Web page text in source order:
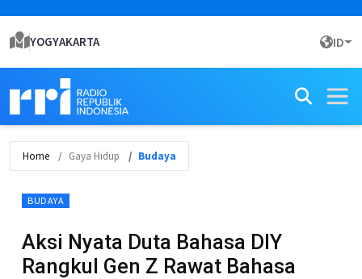
YOGYAKARTA ID
Home Gaya Hidup Budaya
BUDAYA
Aksi Nyata Duta Bahasa DIY
Rangkul Gen Z Rawat Bahasa